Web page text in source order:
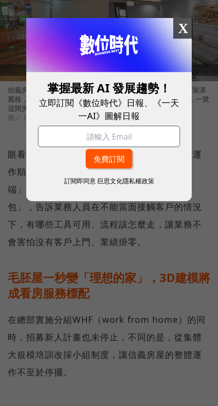
信義房屋的「DiNDON智能賞屋」功能，可讓用戶選取喜歡的裝潢
風格，看見AI自動生成的「before（左）and after（右）」，一覽
這間房子有精緻裝修時，會是什麼模樣。
圖／ 信義房屋
眼看疫情愈演愈烈，為了快速因應、維持組織運
作順暢，「特別是需要和客戶大量接觸的業務
端」，3月初公司便快速整理出「零接觸懶人
包」，告訴業務人員在不能當面接觸客戶的情況
下，有哪些工具可用、流程該怎麼走，讓業務不
會害怕沒有客戶上門、業績掛零。
毛胚屋一秒變「理想的家」，3D建模將
成看房服務標配
在總部實施分組WHF（work from home）的同
時，招募新人計畫也未停止，不同的是，從集體
大規模培訓改採小組制度，讓信義房屋的整體運
作不至於停擺。
X
掌握最新 AI 發展趨勢！
立即訂閱《數位時代》日報、《一天
一AI》圖解日報
訂閱即同意 巨思文化隱私權政策